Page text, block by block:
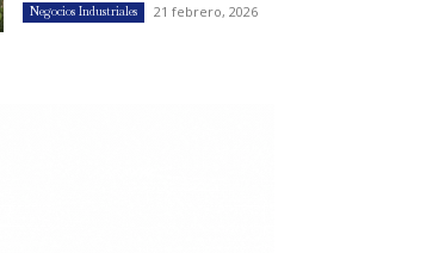
Negocios Industriales 21 febrero, 2026